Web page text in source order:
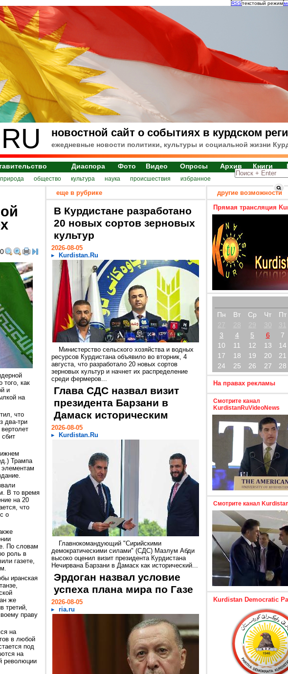
RSSтекстовый режим
новостной сайт о событиях в курдском
ежедневные новости политики, культуры и социальной жизни
Диаспора Фото Видео Опросы Архив Книги
природа общество культура наука происшествия избранное
0
того, как
и
на
что
два-три
Трампа
В то время
на 20
что
о
По словам
роль в
газете,
иранская
же
третий,
праву
на
в любой
под
на
революции
еще в рубрике
В Курдистане разработано
20 новых сортов зерновых
культур
2026-08-05
Kurdistan.Ru
Министерство сельского хозяйства и водных
ресурсов Курдистана объявило во вторник, 4
августа, что разработало 20 новых сортов
зерновых культур и начнет их распределение
среди фермеров...
Глава СДС назвал визит
президента Барзани в
Дамаск историческим
2026-08-05
Kurdistan.Ru
Главнокомандующий "Сирийскими
демократическими силами" (СДС) Мазлум Абди
высоко оценил визит президента Курдистана
Нечирвана Барзани в Дамаск как исторический...
Эрдоган назвал условие
успеха плана мира по Газе
2026-08-05
ria.ru
другие возможности
Прямая трансляция
Пн Вт Ср Чт Пт
27
28 29 30 31
3
4 5 6 7
10
11 12 13 14
17
18 19 20 21
24
25 26 27 28
На правах рекламы
Смотрите канал
KurdistanRuVideoNews
Смотрите канал
Kurdistan Democratic